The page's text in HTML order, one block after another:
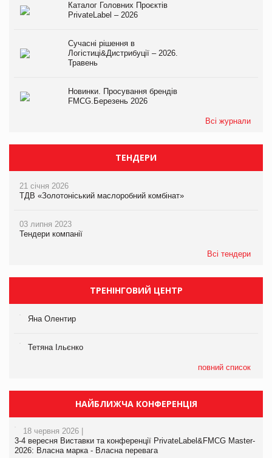
Каталог Головних Проєктів
PrivateLabel – 2026
Сучасні рішення в
Логістиці&Дистрибуції – 2026.
Травень
Новинки. Просування брендів
FMCG.Березень 2026
Всі журнали
ТЕНДЕРИ
21 січня 2026
ТДВ «Золотоніський маслоробний комбінат»
03 липня 2023
Тендери компанії
Всі тендери
ТРЕНІНГОВИЙ ЦЕНТР
Яна Олентир
Тетяна Ільєнко
повний список
НАЙБЛИЖЧА КОНФЕРЕНЦІЯ
18 червня 2026 |
3-4 вересня Виставки та конференції PrivateLabel&FMCG Master-
2026: Власна марка - Власна перевага